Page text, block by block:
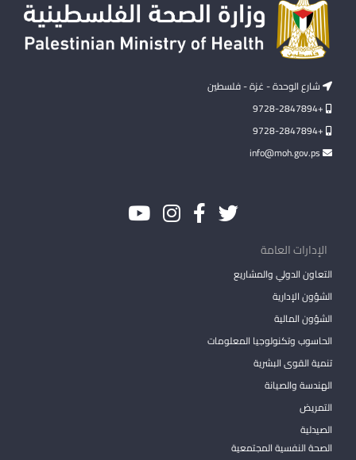
شارع الوحدة - غزة - فلسطين
+9728-2847894
+9728-2847894
الإدارات العامة
التعاون الدولي والمشاريع
الشؤون الإدارية
الشؤون المالية
الحاسوب وتكنولوجيا المعلومات
تنمية القوى البشرية
الهندسة والصيانة
التمريض
الصيدلية
الصحة النفسية المجتمعية